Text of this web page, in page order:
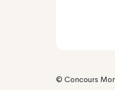
© Concours